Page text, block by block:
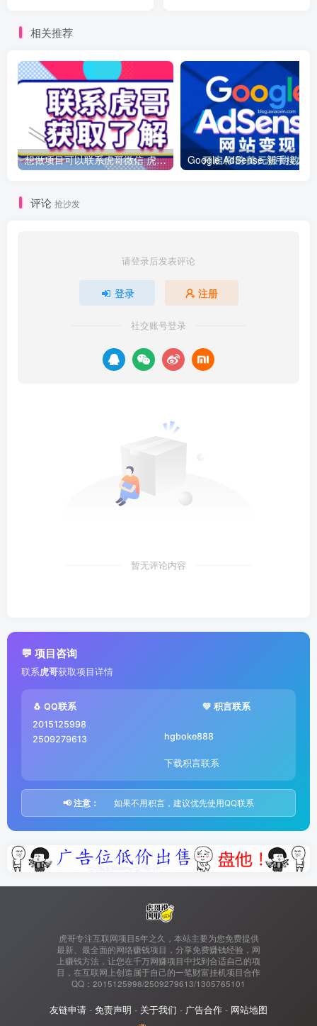
相关推荐
想做项目可以联系虎哥微信 虎哥一对一解答并且远程视频教学
评论 抢沙发
请登录后发表评论
登录 注册
社交账号登录
暂无评论内容
💬 项目咨询
联系 虎哥获取项目详情
🐧 QQ联系
2015125998
2509279613
💚 积言联系
hgboke888
下载积言联系
📢 注意： 如果不用积言，建议优先使用QQ联系
虎哥专注互联网项目5年之久，本站主要为您免费提供
最新、最全面的网络赚钱项目，分享免费赚钱经验，网
上赚钱方法，让您在千万网赚项目中找到合适自己的项
目，在互联网上创造属于自己的一笔财富挂机项目合作
QQ：2015125998/2509279613/1305765101
友链申请 - 免责声明 - 关于我们 - 广告合作 - 网站地图